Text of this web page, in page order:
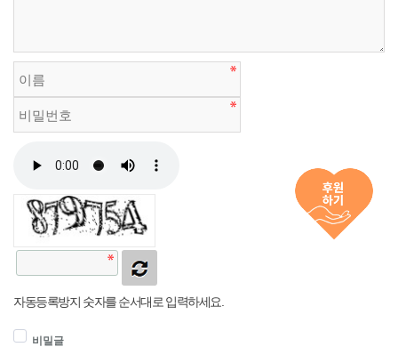
자동등록방지 숫자를 순서대로 입력하세요.
비밀글